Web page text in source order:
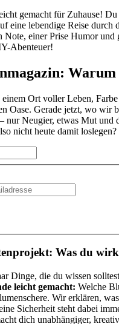
gemacht für Zuhause!
eine lebendige Reise
Note, einer Prise Humor
Abenteuer!
Warum
Ort voller Leben,
Oase. Gerade jetzt, wo wir
nur Neugier, etwas Mut
nicht heute damit
Was du
Dinge, die du wissen
leicht gemacht: Welche
Wir erklären,
Sicherheit steht dabei
dich unabhängiger,